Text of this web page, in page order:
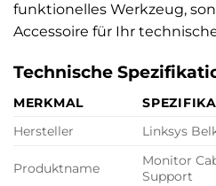
funktionelles Werkzeug,
Accessoire für Ihr
Technische
MERKMAL
Hersteller
Linksys
Produktname
Monitor
Support